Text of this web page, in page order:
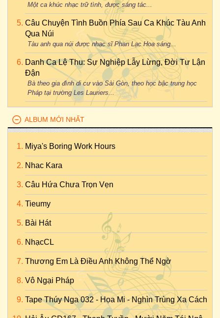
Một ca khúc nhạc trữ tình, được sáng tác...
Câu Chuyện Tình Buồn Phía Sau Ca Khúc Tàu Anh
Qua Núi
Tàu anh qua núi được nhạc sĩ Phan Lạc Hoa sáng...
Danh Ca Lệ Thu: Sự Nghiệp Lẫy Lừng, Đời Tư Lận
Đận
Bà theo gia đình di cư vào Sài Gòn, theo học bậc trung học
Pháp tại trường Les Lauriers...
ALBUM MỚI NHẤT
Miya's Boring Work Hours
Nhac Kara
Câu Hứa Chưa Trọn Vẹn
Tieumy
Bài Hát
NhạcCL
Thương Em Là Điều Anh Không Thể Ngờ
Vô Ngại Pháp
Tape Thúy Nga 032 - Họa Mi - Nghìn Trùng Xa Cách